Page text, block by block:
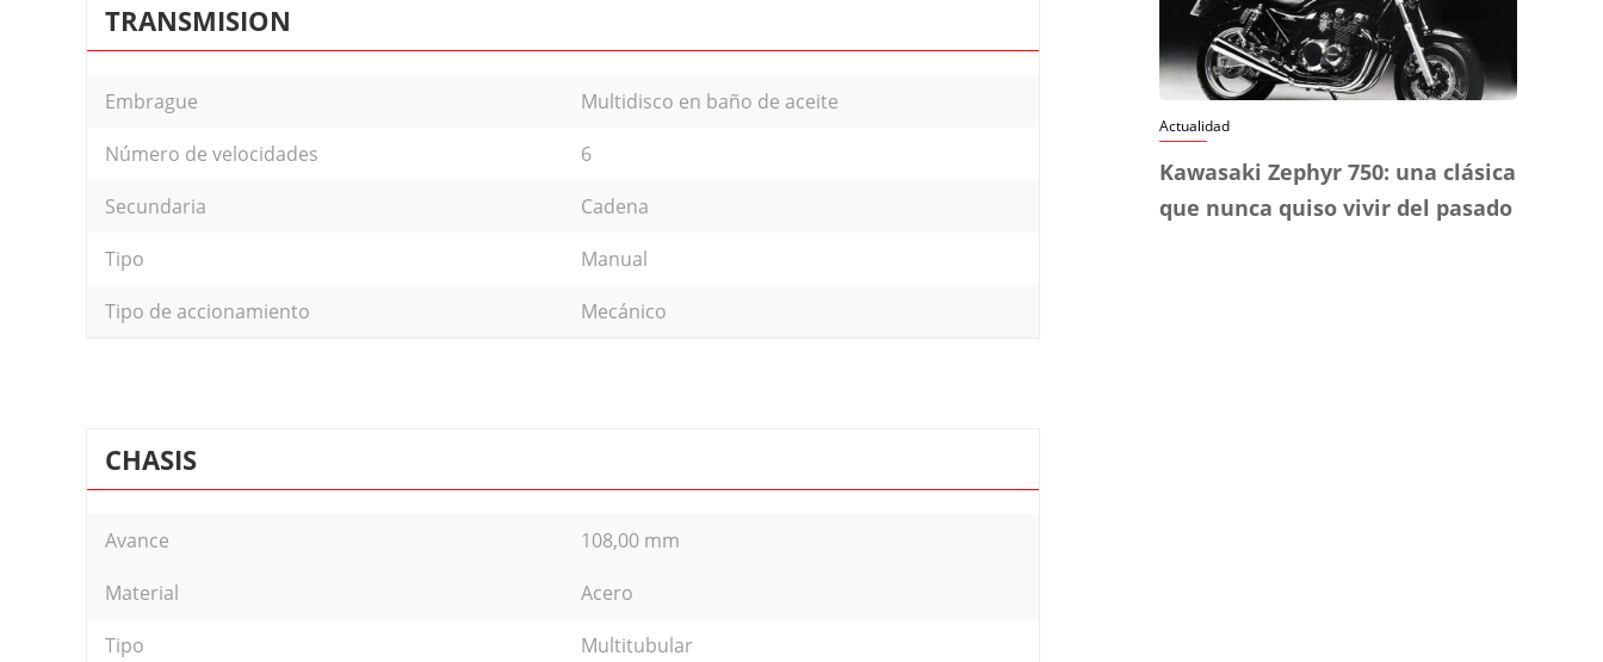
TRANSMISION
Embrague
Multidisco en baño de aceite
Número de velocidades
6
Secundaria
Cadena
Tipo
Manual
Tipo de accionamiento
Mecánico
CHASIS
Avance
108,00 mm
Material
Acero
Tipo
Multitubular
Actualidad
Kawasaki Zephyr 750: una clásica
que nunca quiso vivir del pasado